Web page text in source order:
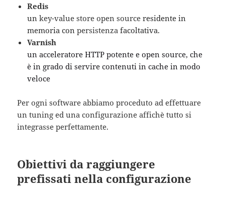
Redis
unkey-value store open source residente in
memoria conpersistenza facoltativa.
Varnish
un acceleratore HTTP potente e open source, che
è in grado di servire contenuti in cache in modo
veloce
Per ogni software abbiamo proceduto ad effettuare
un tuning ed una configurazione affichè tutto si
integrasse perfettamente.
Obiettivi da raggiungere
prefissati nella configurazione